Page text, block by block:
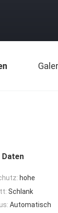
Daten
hohe
Schlank
Automatisch